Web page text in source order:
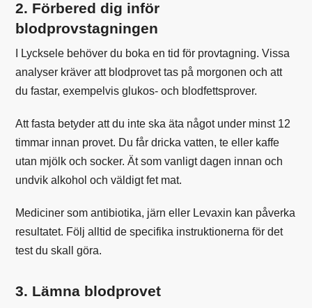
2. Förbered dig inför
blodprovstagningen
I Lycksele behöver du boka en tid för provtagning. Vissa
analyser kräver att blodprovet tas på morgonen och att
du fastar, exempelvis glukos- och blodfettsprover.
Att fasta betyder att du inte ska äta något under minst 12
timmar innan provet. Du får dricka vatten, te eller kaffe
utan mjölk och socker. Ät som vanligt dagen innan och
undvik alkohol och väldigt fet mat.
Mediciner som antibiotika, järn eller Levaxin kan påverka
resultatet. Följ alltid de specifika instruktionerna för det
test du skall göra.
3. Lämna blodprovet